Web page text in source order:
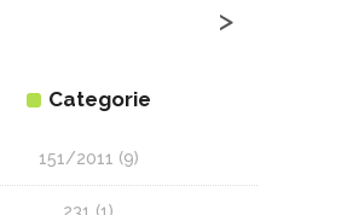
>
Categorie
151/2011 (9)